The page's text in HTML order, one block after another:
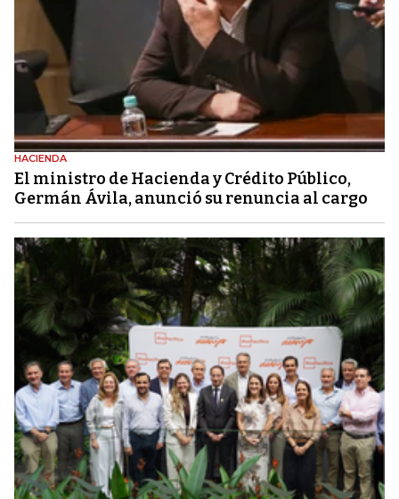
HACIENDA
El ministro de Hacienda y Crédito Público,
Germán Ávila, anunció su renuncia al cargo